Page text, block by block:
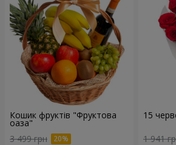
Кошик фруктів "Фруктова
оаза"
3 499 грн
15
1 941